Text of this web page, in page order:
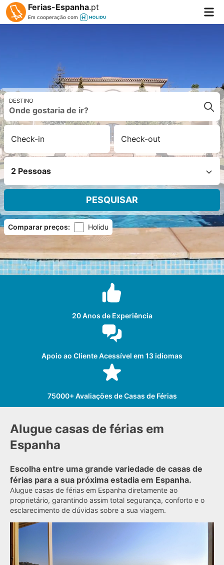
Ferias-Espanha.pt
Em cooperação com
DESTINO
Check-in Check-out
2 Pessoas
PESQUISAR
Comparar preços: Holidu
20 Anos de Experiência
Apoio ao Cliente Acessível em 13 idiomas
75000+ Avaliações de Casas de Férias
Alugue casas de férias em
Espanha
Escolha entre uma grande variedade de casas de
férias para a sua próxima estadia em Espanha.
Alugue casas de férias em Espanha diretamente ao
proprietário, garantindo assim total segurança, conforto e o
esclarecimento de dúvidas sobre a sua viagem.